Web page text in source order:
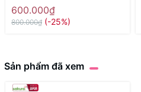
nội địa
600.000₫
800.000₫ (-25%)
Sản phẩm đã xem